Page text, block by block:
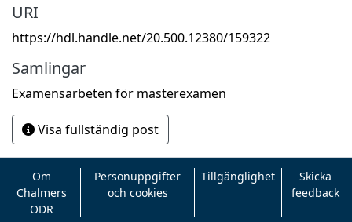
URI
https://hdl.handle.net/20.500.12380/159322
Samlingar
Examensarbeten för masterexamen
Visa fullständig post
Om
Chalmers
ODR
Personuppgifter
och cookies
Tillgänglighet
Skicka
feedback